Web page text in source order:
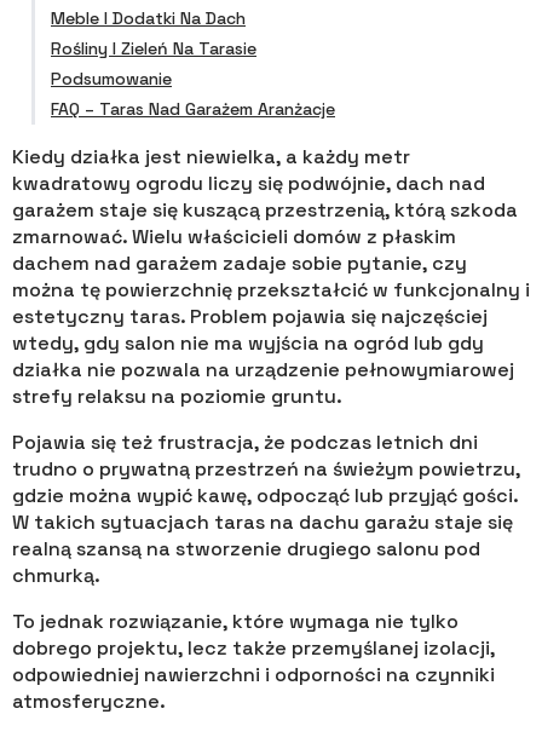
Meble I Dodatki Na Dach
Rośliny I Zieleń Na Tarasie
Podsumowanie
FAQ – Taras Nad Garażem Aranżacje
Kiedy działka jest niewielka, a każdy metr
kwadratowy ogrodu liczy się podwójnie, dach nad
garażem staje się kuszącą przestrzenią, którą szkoda
zmarnować. Wielu właścicieli domów z płaskim
dachem nad garażem zadaje sobie pytanie, czy
można tę powierzchnię przekształcić w funkcjonalny i
estetyczny taras. Problem pojawia się najczęściej
wtedy, gdy salon nie ma wyjścia na ogród lub gdy
działka nie pozwala na urządzenie pełnowymiarowej
strefy relaksu na poziomie gruntu.
Pojawia się też frustracja, że podczas letnich dni
trudno o prywatną przestrzeń na świeżym powietrzu,
gdzie można wypić kawę, odpocząć lub przyjąć gości.
W takich sytuacjach taras na dachu garażu staje się
realną szansą na stworzenie drugiego salonu pod
chmurką.
To jednak rozwiązanie, które wymaga nie tylko
dobrego projektu, lecz także przemyślanej izolacji,
odpowiedniej nawierzchni i odporności na czynniki
atmosferyczne.